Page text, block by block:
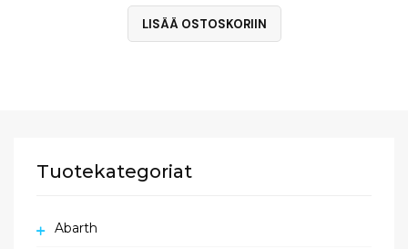
LISÄÄ OSTOSKORIIN
Tuotekategoriat
Abarth